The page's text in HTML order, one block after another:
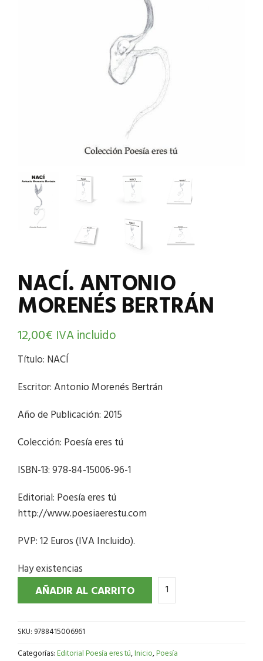
NACÍ. ANTONIO
MORENÉS BERTRÁN
12,00€ IVA incluido
Título: NACÍ
Escritor: Antonio Morenés Bertrán
Año de Publicación: 2015
Colección: Poesía eres tú
ISBN-13: 978-84-15006-96-1
Editorial: Poesía eres tú
http://www.poesiaerestu.com
PVP: 12 Euros (IVA Incluido).
Hay existencias
AÑADIR AL CARRITO
SKU: 9788415006961
Categorías:Editorial Poesía eres tú,Inicio,Poesía